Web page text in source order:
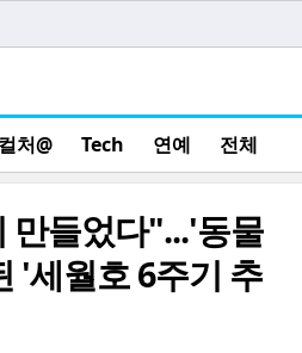
컬처@ Tech 연예 전체
만들었다"...'동물
'세월호 6주기 추